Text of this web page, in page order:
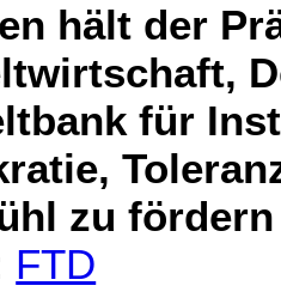
hält der
für
zu fördern
FTD